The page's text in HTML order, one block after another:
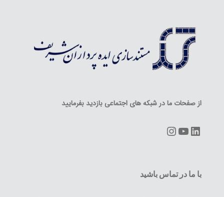
از صفحات ما در شبکه های اجتماعی بازدید بفرمایید
LinkedIn
YouTube
Instagram
با ما در تماس باشید